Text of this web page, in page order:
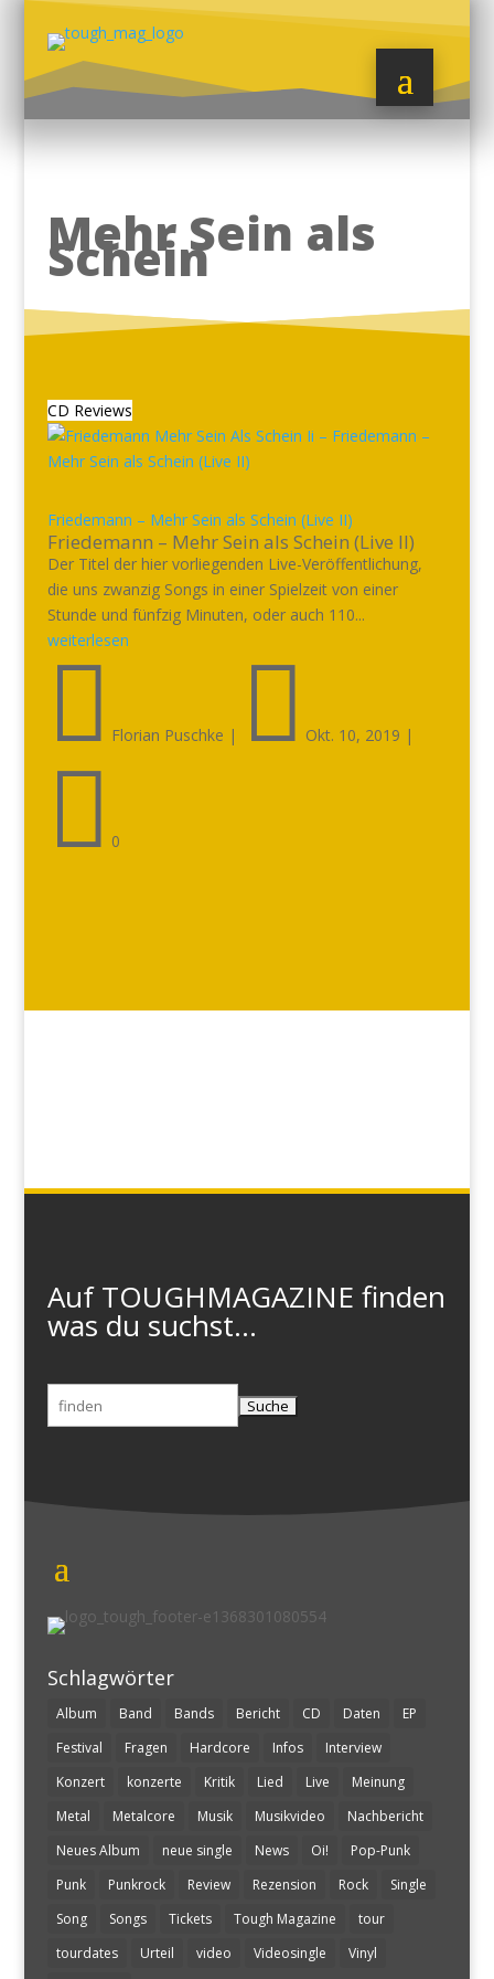
Mehr Sein als
Schein
CD Reviews
Friedemann – Mehr Sein als Schein (Live II)
Friedemann – Mehr Sein als Schein (Live II)
Der Titel der hier vorliegenden Live-Veröffentlichung,
die uns zwanzig Songs in einer Spielzeit von einer
Stunde und fünfzig Minuten, oder auch 110...
weiterlesen
 Florian Puschke |  Okt. 10, 2019 |
 0
Auf TOUGHMAGAZINE finden
was du suchst...
Suchen
nach:
Schlagwörter
Album Band Bands Bericht CD Daten
EP
Festival
Fragen Hardcore Infos
Interview
Konzert
konzerte Kritik Lied Live
Meinung
Metal
Metalcore Musik Musikvideo
Nachbericht
Neues Album
neue single News Oi!
Pop-Punk
Punk
Punkrock Review Rezension Rock
Single
Song
Songs Tickets Tough Magazine
tour
tourdates
Urteil video Videosingle
Vinyl